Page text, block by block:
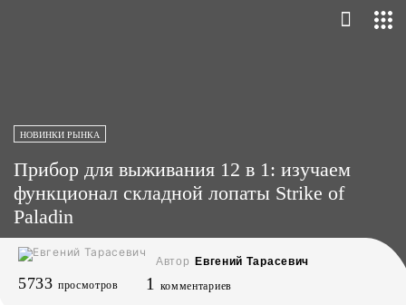
НОВИНКИ РЫНКА
Прибор для выживания 12 в 1: изучаем
функционал складной лопаты Strike of
Paladin
Автор Евгений Тарасевич
5733 просмотров 1 комментариев